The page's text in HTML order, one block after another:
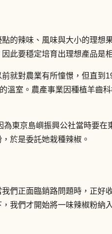
的辣味、風味與大小的理想
此要穩定培育出理想產品是
就對農業有所憧憬，但直到
溫室。農產事業因種植羊齒
為東京島嶼振興公社當時要
於是委託她栽種辣椒。
們正面臨銷路問題時，正好
我們才開始將一味辣椒粉納